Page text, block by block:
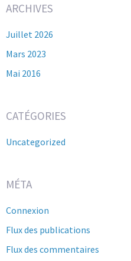
ARCHIVES
Juillet 2026
Mars 2023
Mai 2016
CATÉGORIES
Uncategorized
MÉTA
Connexion
Flux des publications
Flux des commentaires